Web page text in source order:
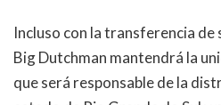
Incluso con la transferencia
Big Dutchman mantendrá la
que será responsable de la